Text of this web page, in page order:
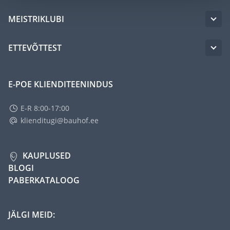
MEISTRIKLUBI
ETTEVÕTTEST
E-POE KLIENDITEENINDUS
E-R 8:00-17:00
klienditugi@bauhof.ee
KAUPLUSED
BLOGI
PABERKATALOOG
JÄLGI MEID: